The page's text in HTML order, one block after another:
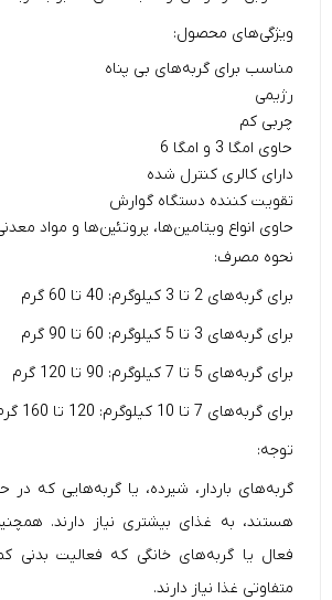
ویژگی‌های محصول:
مناسب برای گربه‌های بی پناه
رژیمی
چربی کم
حاوی امگا 3 و امگا 6
دارای کالری کنترل شده
تقویت کننده دستگاه گوارش
حاوی انواع ویتامین‌ها، پروتئین‌ها و مواد
نحوه مصرف:
برای گربه‌های 2 تا 3 کیلوگرم: 40 تا 60 گرم
برای گربه‌های 3 تا 5 کیلوگرم: 60 تا 90 گرم
برای گربه‌های 5 تا 7 کیلوگرم: 90 تا 120 گرم
برای گربه‌های 7 تا 10 کیلوگرم: 120 تا 160 گرم:
توجه:
گربه‌های باردار، شیرده، یا گربه‌هایی که در
هستند، به غذای بیشتری نیاز دارند.
فعال یا گربه‌های خانگی که فعالیت بدنی
متفاوتی غذا نیاز دارند.